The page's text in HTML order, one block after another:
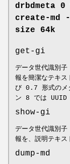
drbdmeta
create-
size 64k
get-gi
データ世代識
報を簡潔なテキ
び 0.7 形式のメ
ン 8 では UUID
show-gi
データ世代識
報を、説明テキス
dump-md